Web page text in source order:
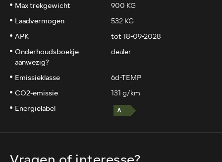
Max trekgewicht
900 KG
Laadvermogen
532 KG
APK
tot 18-09-2028
Onderhoudsboekje
aanwezig?
dealer
Emissieklasse
6d-TEMP
CO2-emissie
131 g/km
Energielabel